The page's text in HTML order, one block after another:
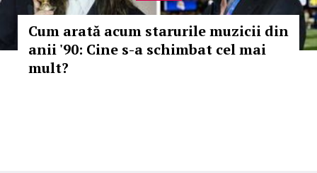
Cum arată acum starurile muzicii din
anii '90: Cine s-a schimbat cel mai
mult?